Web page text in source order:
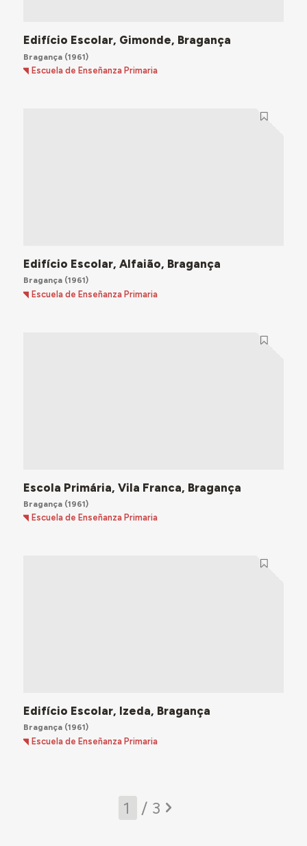
Edifício Escolar, Gimonde, Bragança
Bragança(1961)
Escuela de Enseñanza Primaria
Edifício Escolar, Alfaião, Bragança
Bragança(1961)
Escuela de Enseñanza Primaria
Escola Primária, Vila Franca, Bragança
Bragança(1961)
Escuela de Enseñanza Primaria
Edifício Escolar, Izeda, Bragança
Bragança(1961)
Escuela de Enseñanza Primaria
/ 3